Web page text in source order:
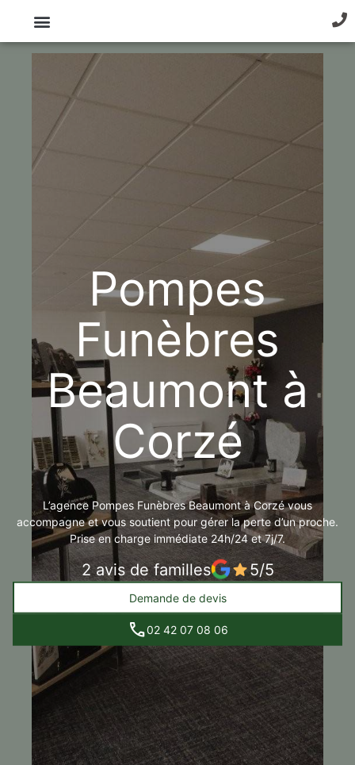
Pompes
Funèbres
Beaumont à
Corzé
L’agence Pompes Funèbres Beaumont à Corzé vous
accompagne et vous soutient pour gérer la perte d’un proche.
Prise en charge immédiate 24h/24 et 7j/7.
2 avis de familles 5/5
Demande de devis
02 42 07 08 06